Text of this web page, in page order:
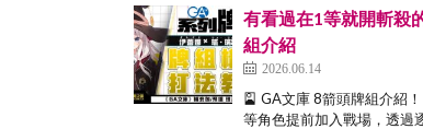
有看過在1等就開斬殺
組介紹
2026.06.14
🎴 GA文庫 8箭頭牌組介紹
等角色提前加入戰場，透過